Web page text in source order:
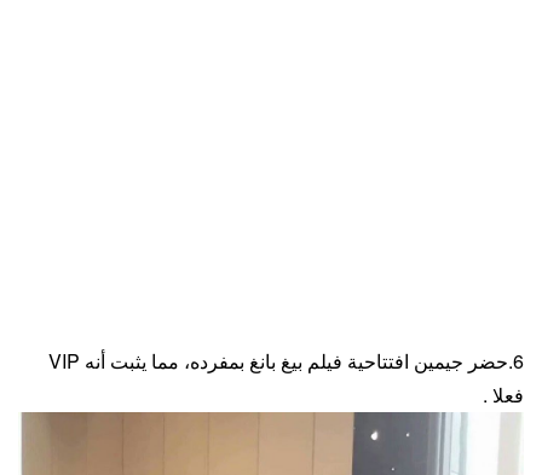
6.حضر جيمين افتتاحية فيلم بيغ بانغ بمفرده، مما يثبت أنه VIP
فعلا .